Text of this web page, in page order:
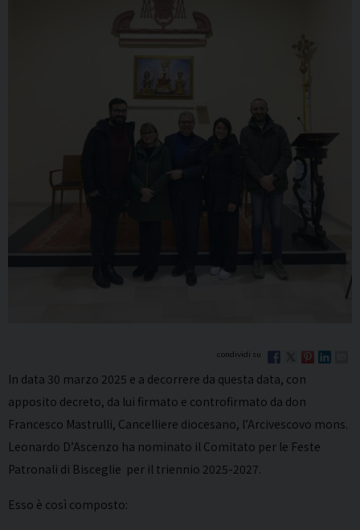
In data 30 marzo 2025 e a decorrere da questa data, con
apposito decreto, da lui firmato e controfirmato da don
Francesco Mastrulli, Cancelliere diocesano, l’Arcivescovo mons.
Leonardo D’Ascenzo ha nominato il Comitato per le Feste
Patronali di Bisceglie per il triennio 2025-2027.
Esso è così composto: